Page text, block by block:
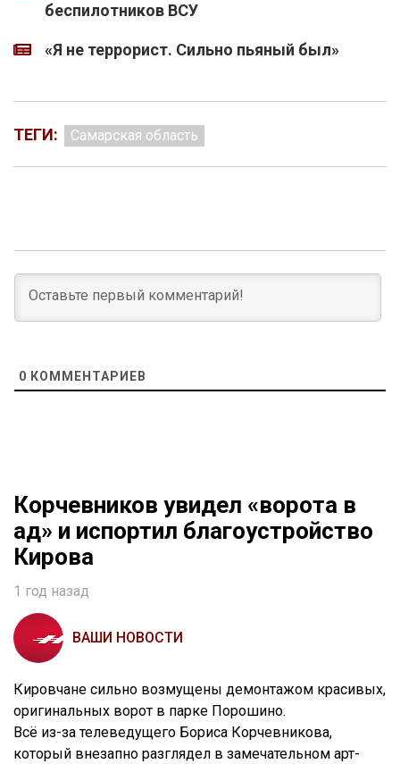
беспилотников ВСУ
«Я не террорист. Сильно пьяный был»
ТЕГИ: Самарская область
0 КОММЕНТАРИЕВ
Корчевников увидел «ворота в
ад» и испортил благоустройство
Кирова
1 год назад
ВАШИ НОВОСТИ
Кировчане сильно возмущены демонтажом красивых,
оригинальных ворот в парке Порошино.
Всё из-за телеведущего Бориса Корчевникова,
который внезапно разглядел в замечательном арт-